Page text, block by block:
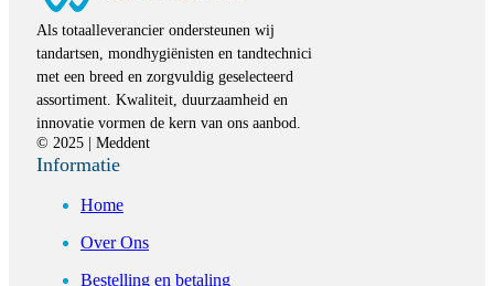
Als totaalleverancier ondersteunen wij
tandartsen, mondhygiënisten en tandtechnici
met een breed en zorgvuldig geselecteerd
assortiment. Kwaliteit, duurzaamheid en
innovatie vormen de kern van ons aanbod.
© 2025 | Meddent
Informatie
Home
Over Ons
Bestelling en betaling